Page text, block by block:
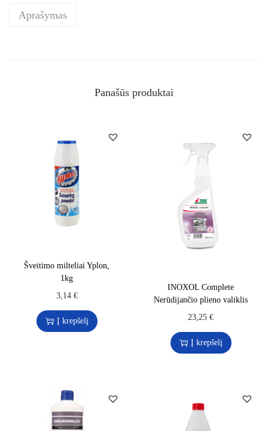
Aprašymas
Panašūs produktai
Šveitimo milteliai Yplon,
1kg
3,14 €
Į krepšelį
INOXOL Complete
Nerūdijančio plieno valiklis
23,25€
Į krepšelį